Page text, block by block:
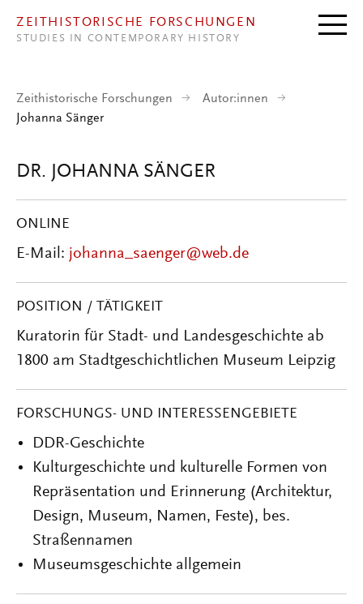
ZEITHISTORISCHE FORSCHUNGEN
STUDIES IN CONTEMPORARY HISTORY
Zeithistorische Forschungen
Autor:innen
Johanna Sänger
DR. JOHANNA SÄNGER
ONLINE
E-Mail: johanna_saenger@web.de
POSITION / TÄTIGKEIT
Kuratorin für Stadt- und Landesgeschichte ab
1800 am Stadtgeschichtlichen Museum Leipzig
FORSCHUNGS- UND INTERESSENGEBIETE
DDR-Geschichte
Kulturgeschichte und kulturelle Formen von
Repräsentation und Erinnerung (Architektur,
Design, Museum, Namen, Feste), bes.
Straßennamen
Museumsgeschichte allgemein